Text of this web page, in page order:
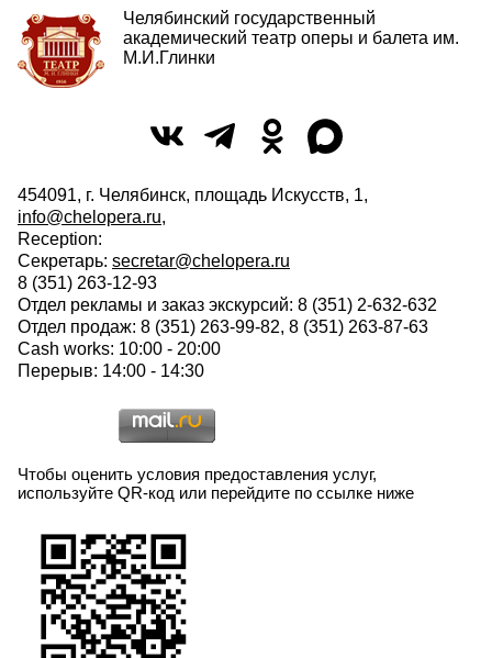
Челябинский государственный
академический театр оперы и балета им.
М.И.Глинки
454091, г. Челябинск, площадь Искусств, 1,
info@chelopera.ru,
Reception:
Секретарь: secretar@chelopera.ru
8 (351) 263-12-93
Отдел рекламы и заказ экскурсий: 8 (351) 2-632-632
Отдел продаж: 8 (351) 263-99-82, 8 (351) 263-87-63
Cash works: 10:00 - 20:00
Перерыв: 14:00 - 14:30
Чтобы оценить условия предоставления услуг,
используйте QR-код или перейдите по ссылке ниже